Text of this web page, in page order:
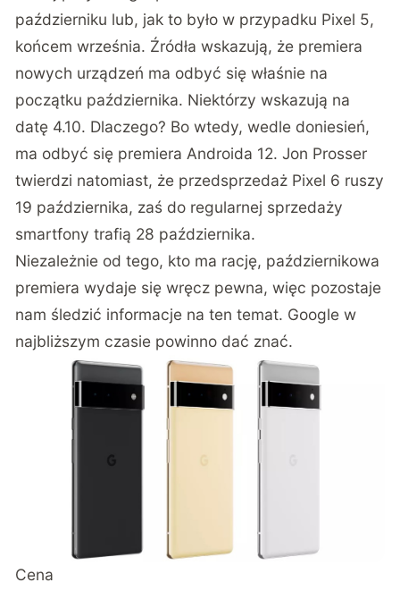
październiku lub, jak to było w przypadku Pixel 5,
końcem września. Źródła wskazują, że premiera
nowych urządzeń ma odbyć się właśnie na
początku października. Niektórzy wskazują na
datę 4.10. Dlaczego? Bo wtedy,wedle doniesień,
ma odbyć się premiera Androida 12.Jon Prosser
twierdzi natomiast, że przedsprzedaż Pixel 6 ruszy
19 października, zaś do regularnej sprzedaży
smartfony trafią 28 października.
Niezależnie od tego, kto ma rację, październikowa
premiera wydaje się wręcz pewna, więc pozostaje
nam śledzić informacje na ten temat. Google w
najbliższym czasie powinno dać znać.
Cena